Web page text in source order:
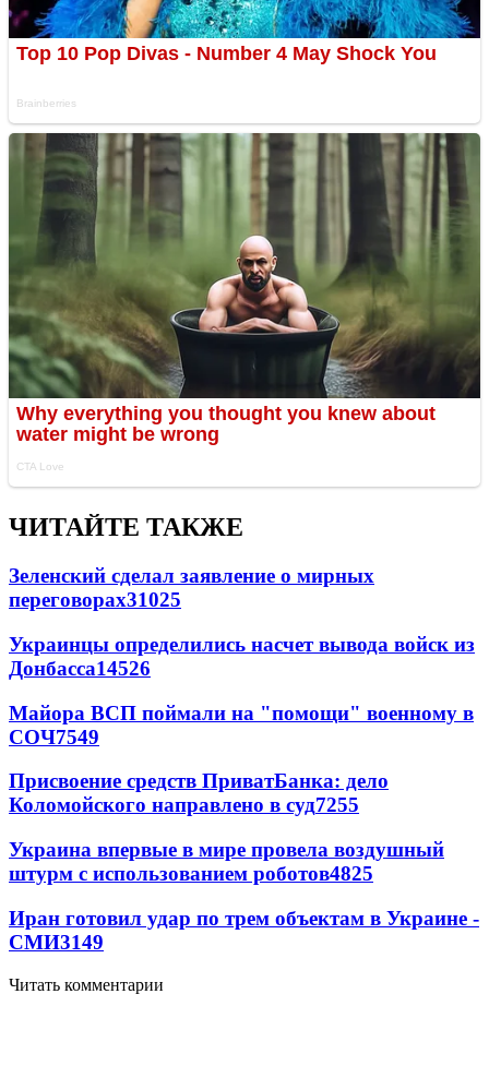
ЧИТАЙТЕ ТАКЖЕ
Зеленский сделал заявление о мирных
переговорах31025
Украинцы определились насчет вывода войск из
Донбасса14526
Майора ВСП поймали на "помощи" военному в
СОЧ7549
Присвоение средств ПриватБанка: дело
Коломойского направлено в суд7255
Украина впервые в мире провела воздушный
штурм с использованием роботов4825
Иран готовил удар по трем объектам в Украине -
СМИ3149
Читать комментарии